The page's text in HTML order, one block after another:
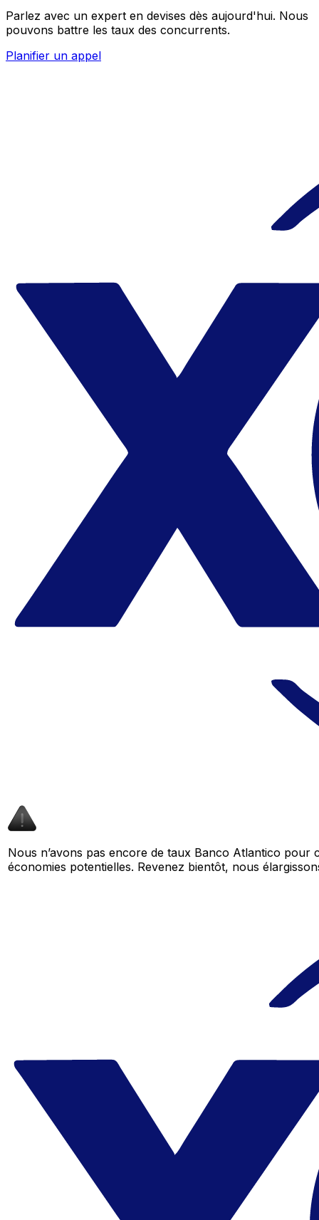
Parlez avec un expert en devises dès aujourd'hui. Nous
pouvons battre les taux des concurrents.
Planifier un appel
Nous n’avons pas encore de taux Banco Atlantico
économies potentielles. Revenez bientôt, nous